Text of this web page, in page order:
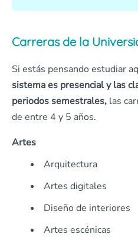
Carreras de la
Si estás pensando estudiar
sistema es presencial y las
periodos semestrales, las
de entre 4 y 5 años.
Artes
Arquitectura
Artes digitales
Diseño de interiores
Artes escénicas